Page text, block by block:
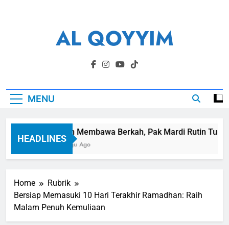
AL QOYYIM
Yayasan Al Qoyyim Sukoharjo
MENU
HEADLINES
Panen Membawa Berkah, Pak Mardi Rutin
1 Minggu Ago
Home
Rubrik
Bersiap Memasuki 10 Hari Terakhir Ramadhan: Raih
Malam Penuh Kemuliaan